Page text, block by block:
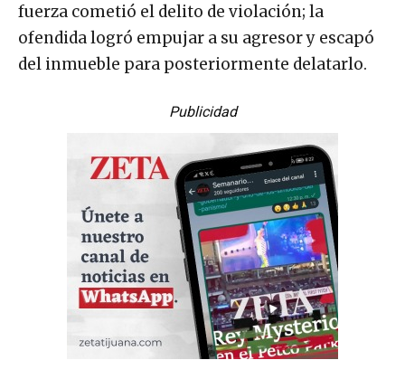
fuerza cometió el delito de violación; la
ofendida logró empujar a su agresor y escapó
del inmueble para posteriormente delatarlo.
Publicidad